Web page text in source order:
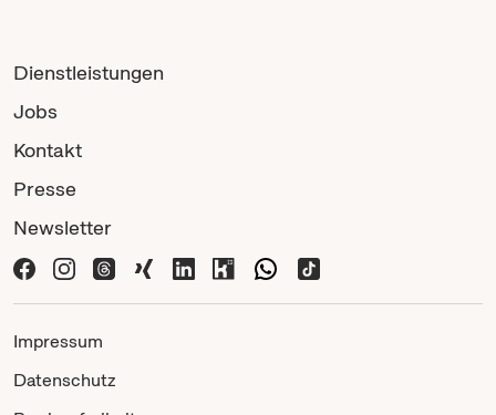
Dienstleistungen
Jobs
Kontakt
Presse
Newsletter
Impressum
Datenschutz